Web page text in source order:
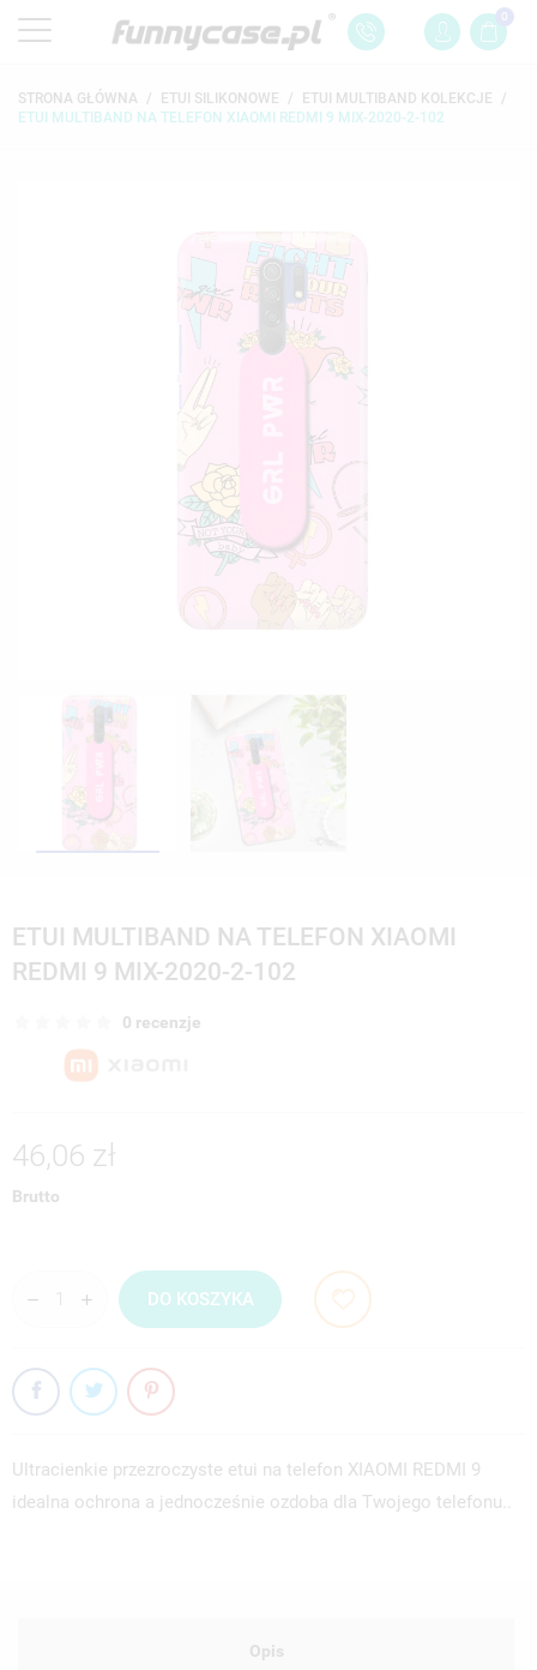
0
STRONA GŁÓWNA ETUI SILIKONOWE
ETUI MULTIBAND KOLEKCJE
ETUI MULTIBAND NA TELEFON XIAOMI REDMI 9 MIX-2020-2-102
ETUI MULTIBAND NA TELEFON XIAOMI
REDMI 9 MIX-2020-2-102
0 recenzje
46,06 zł
Brutto
DO KOSZYKA
Ultracienkie przezroczyste etui na telefon XIAOMI REDMI 9
idealna ochrona a jednocześnie ozdoba dla Twojego telefonu..
Opis